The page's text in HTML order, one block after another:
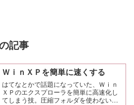
記事
ＷｉｎＸＰを簡単に速くする
はてなとかで話題になっていた、Ｗｉｎ
ＸＰのエクスプローラを簡単に高速化し
てしまう技。圧縮フォルダを使わないよ